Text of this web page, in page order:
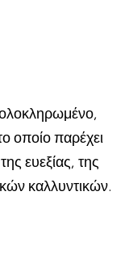
οποίο παρέχει
ευεξίας, της
καλλυντικών.